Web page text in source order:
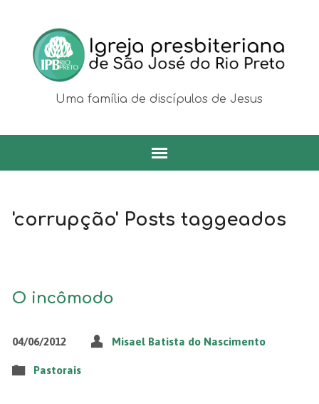
Uma família de discípulos de Jesus
'corrupção' Posts taggeados
O incômodo
04/06/2012 Misael Batista do Nascimento
Pastorais